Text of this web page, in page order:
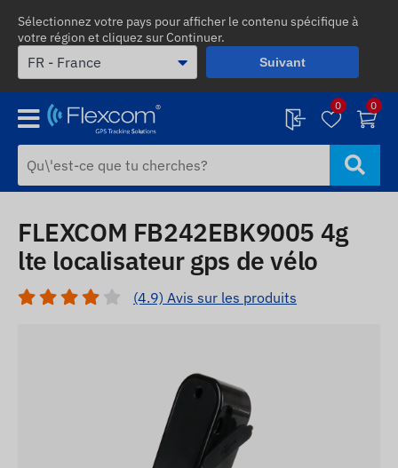
Sélectionnez votre pays pour afficher le contenu spécifique à
votre région et cliquez sur Continuer.
Suivant
0 0
FLEXCOM FB242EBK9005 4g
lte localisateur gps de vélo
(4.9) Avis sur les produits